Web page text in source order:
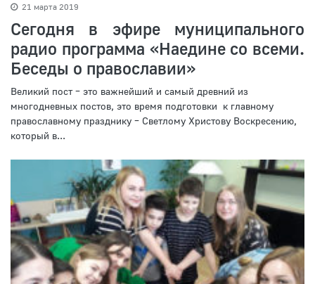
21 марта 2019
Сегодня в эфире муниципального
радио программа «Наедине со всеми.
Беседы о православии»
Великий пост – это важнейший и самый древний из
многодневных постов, это время подготовки к главному
православному празднику – Светлому Христову Воскресению,
который в...